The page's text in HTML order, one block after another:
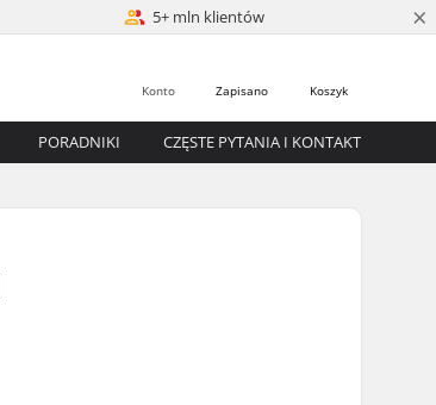
5+ mln klientów ×
Koszyk
Zapisano
Konto
PORADNIKI CZĘSTE PYTANIA I KONTAKT